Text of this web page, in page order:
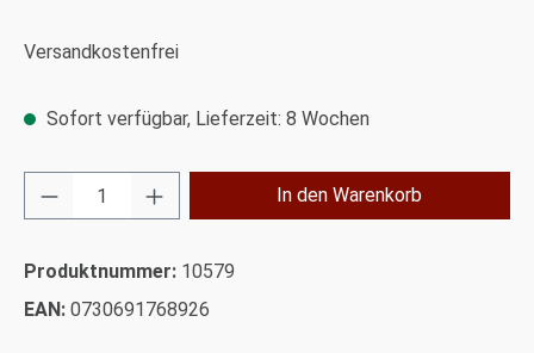
Versandkostenfrei
Sofort verfügbar, Lieferzeit: 8 Wochen
Produkt Anzahl: Gib den gewünschten
In den Warenkorb
Produktnummer: 10579
EAN: 0730691768926